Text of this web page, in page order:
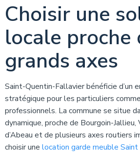
Choisir une
locale proche
grands axes
Saint-Quentin-Fallavier bénéficie d’un
stratégique pour les particuliers
professionnels. La commune se situe
dynamique, proche de Bourgoin-Jallieu,
d’Abeau et de plusieurs axes routiers
choisir une location garde meuble